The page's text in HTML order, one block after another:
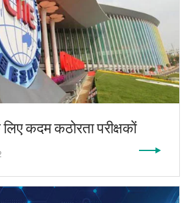
कदम कठोरता परीक्षकों